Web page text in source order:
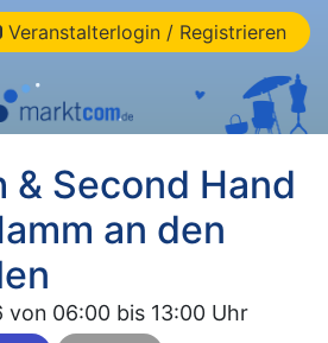
Veranstalterlogin / Registrieren
& Second Hand
an den
von 06:00 bis 13:00 Uhr